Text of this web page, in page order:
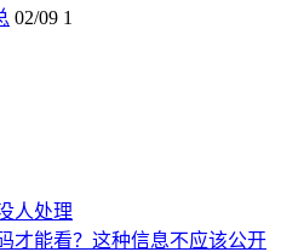
02/09 1
人处理
才能看？这种信息不应该公开